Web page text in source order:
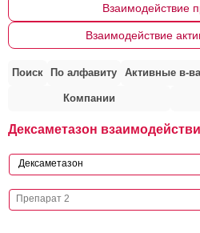
Взаимодействие
Взаимодействие
Поиск По алфавиту Активные в-ва
Компании
Дексаметазон